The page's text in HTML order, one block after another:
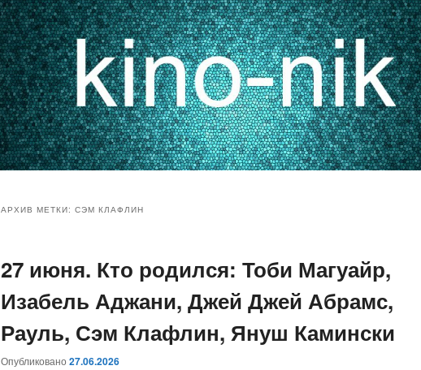
основному
содержимому
дополнительному
содержимому
АРХИВ МЕТКИ:СЭМ КЛАФЛИН
27 июня. Кто родился: Тоби Магуайр,
Изабель Аджани, Джей Джей Абрамс,
Рауль, Сэм Клафлин, Януш Камински
Опубликовано27.06.2026